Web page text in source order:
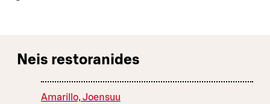
Neis restoranides
Amarillo, Joensuu